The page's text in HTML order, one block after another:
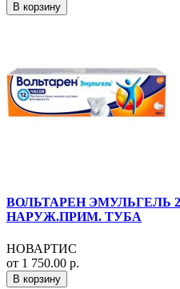
В корзину
ВОЛЬТАРЕН ЭМУЛЬГЕЛЬ
НАРУЖ.ПРИМ. ТУБА
НОВАРТИС
от 1 750.00 р.
В корзину